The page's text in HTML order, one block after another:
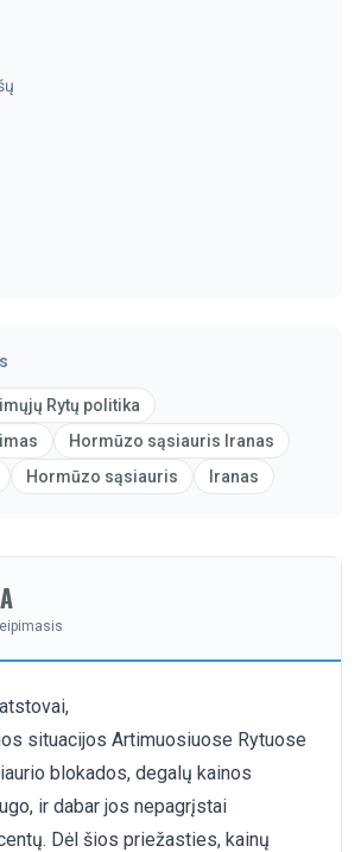
Rytų politika
Hormūzo sąsiauris Iranas
Hormūzo sąsiauris Iranas
situacijos Artimuosiuose Rytuose
blokados, degalų kainos
ir dabar jos nepagrįstai
Dėl šios priežasties, kainų